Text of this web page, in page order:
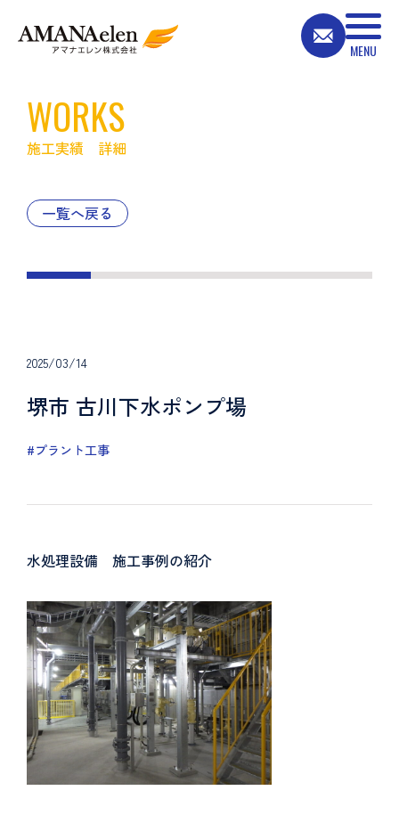
WORKS
施工実績 詳細
一覧へ戻る
2025/03/14
堺市 古川下水ポンプ場
#プラント工事
水処理設備 施工事例の紹介